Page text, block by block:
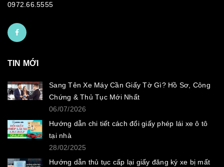
0972.66.5555
TIN MỚI
Sang Tên Xe Máy Cần Giấy Tờ Gì? Hồ Sơ, Công
Chứng & Thủ Tục Mới Nhất
06/07/2026
Hướng dẫn chi tiết cách đổi giấy phép lái xe ô tô
tại nhà
28/02/2025
Hướng dẫn thủ tục cấp lại giấy đăng ký xe bị mất